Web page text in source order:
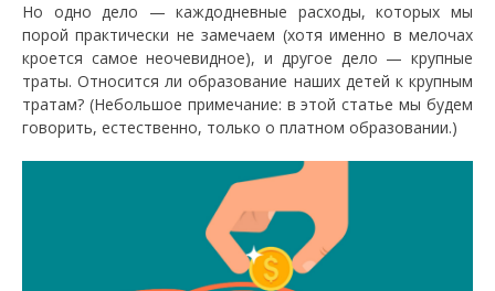
Но одно дело — каждодневные расходы, которых мы
порой практически не замечаем (хотя именно в мелочах
кроется самое неочевидное), и другое дело — крупные
траты. Относится ли образование наших детей к крупным
тратам? (Небольшое примечание: в этой статье мы будем
говорить, естественно, только о платном образовании.)